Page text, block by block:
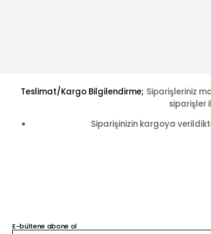
Teslimat/Kargo Bilgilendirme; Siparişleriniz
siparişler
Siparişinizin kargoya
E-bültene abone ol